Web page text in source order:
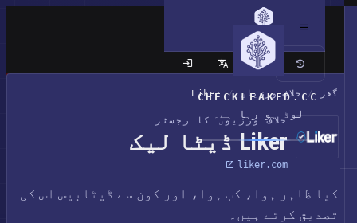
CHECKLEAKED.CC
لوڈ ہو رہا ہے۔
کلاسک سائٹ
گھر / خلاف ورزیاں /
Liker
خلاف ورزیوں کا رجسٹر
Liker ڈیٹا لیک
liker.com
کیا ظاہر ہوا، کب ہوا، اور کون سے ڈیٹابیس اس کی
تصدیق کرتے ہیں۔